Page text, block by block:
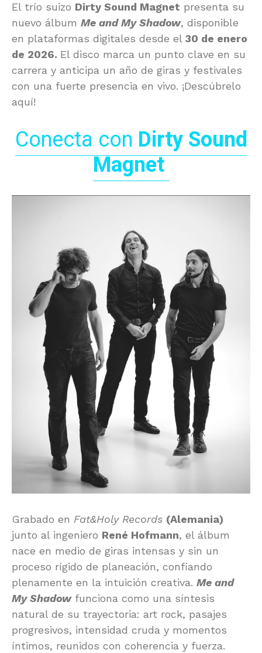
El trío suizo Dirty Sound Magnet presenta su
nuevo álbum Me and My Shadow, disponible
en plataformas digitales desde el 30 de enero
de 2026. El disco marca un punto clave en su
carrera y anticipa un año de giras y festivales
con una fuerte presencia en vivo. ¡Descúbrelo
aquí!
Conecta con Dirty Sound
Magnet
Grabado en Fat&Holy Records (Alemania)
junto al ingeniero René Hofmann, el álbum
nace en medio de giras intensas y sin un
proceso rígido de planeación, confiando
plenamente en la intuición creativa. Me and
My Shadowfunciona como una síntesis
natural de su trayectoria: art rock, pasajes
progresivos, intensidad cruda y momentos
íntimos, reunidos con coherencia y fuerza.